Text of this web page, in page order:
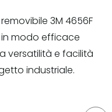
3M 4656F
in modo efficace
versatilità e facilità
industriale.